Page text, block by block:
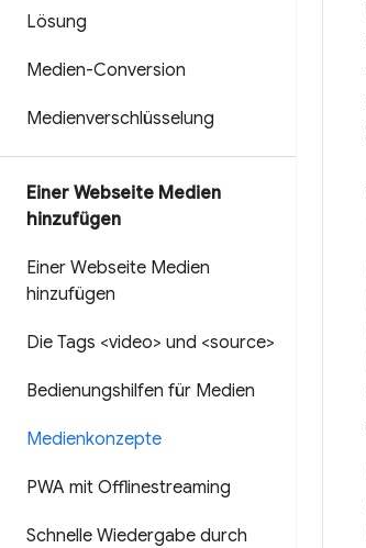
Lösung
Medien-Conversion
Medienverschlüsselung
Einer Webseite Medien
hinzufügen
Einer Webseite Medien
hinzufügen
Die Tags <video> und <source>
Bedienungshilfen für Medien
Medienkonzepte
PWA mit Offlinestreaming
Schnelle Wiedergabe durch